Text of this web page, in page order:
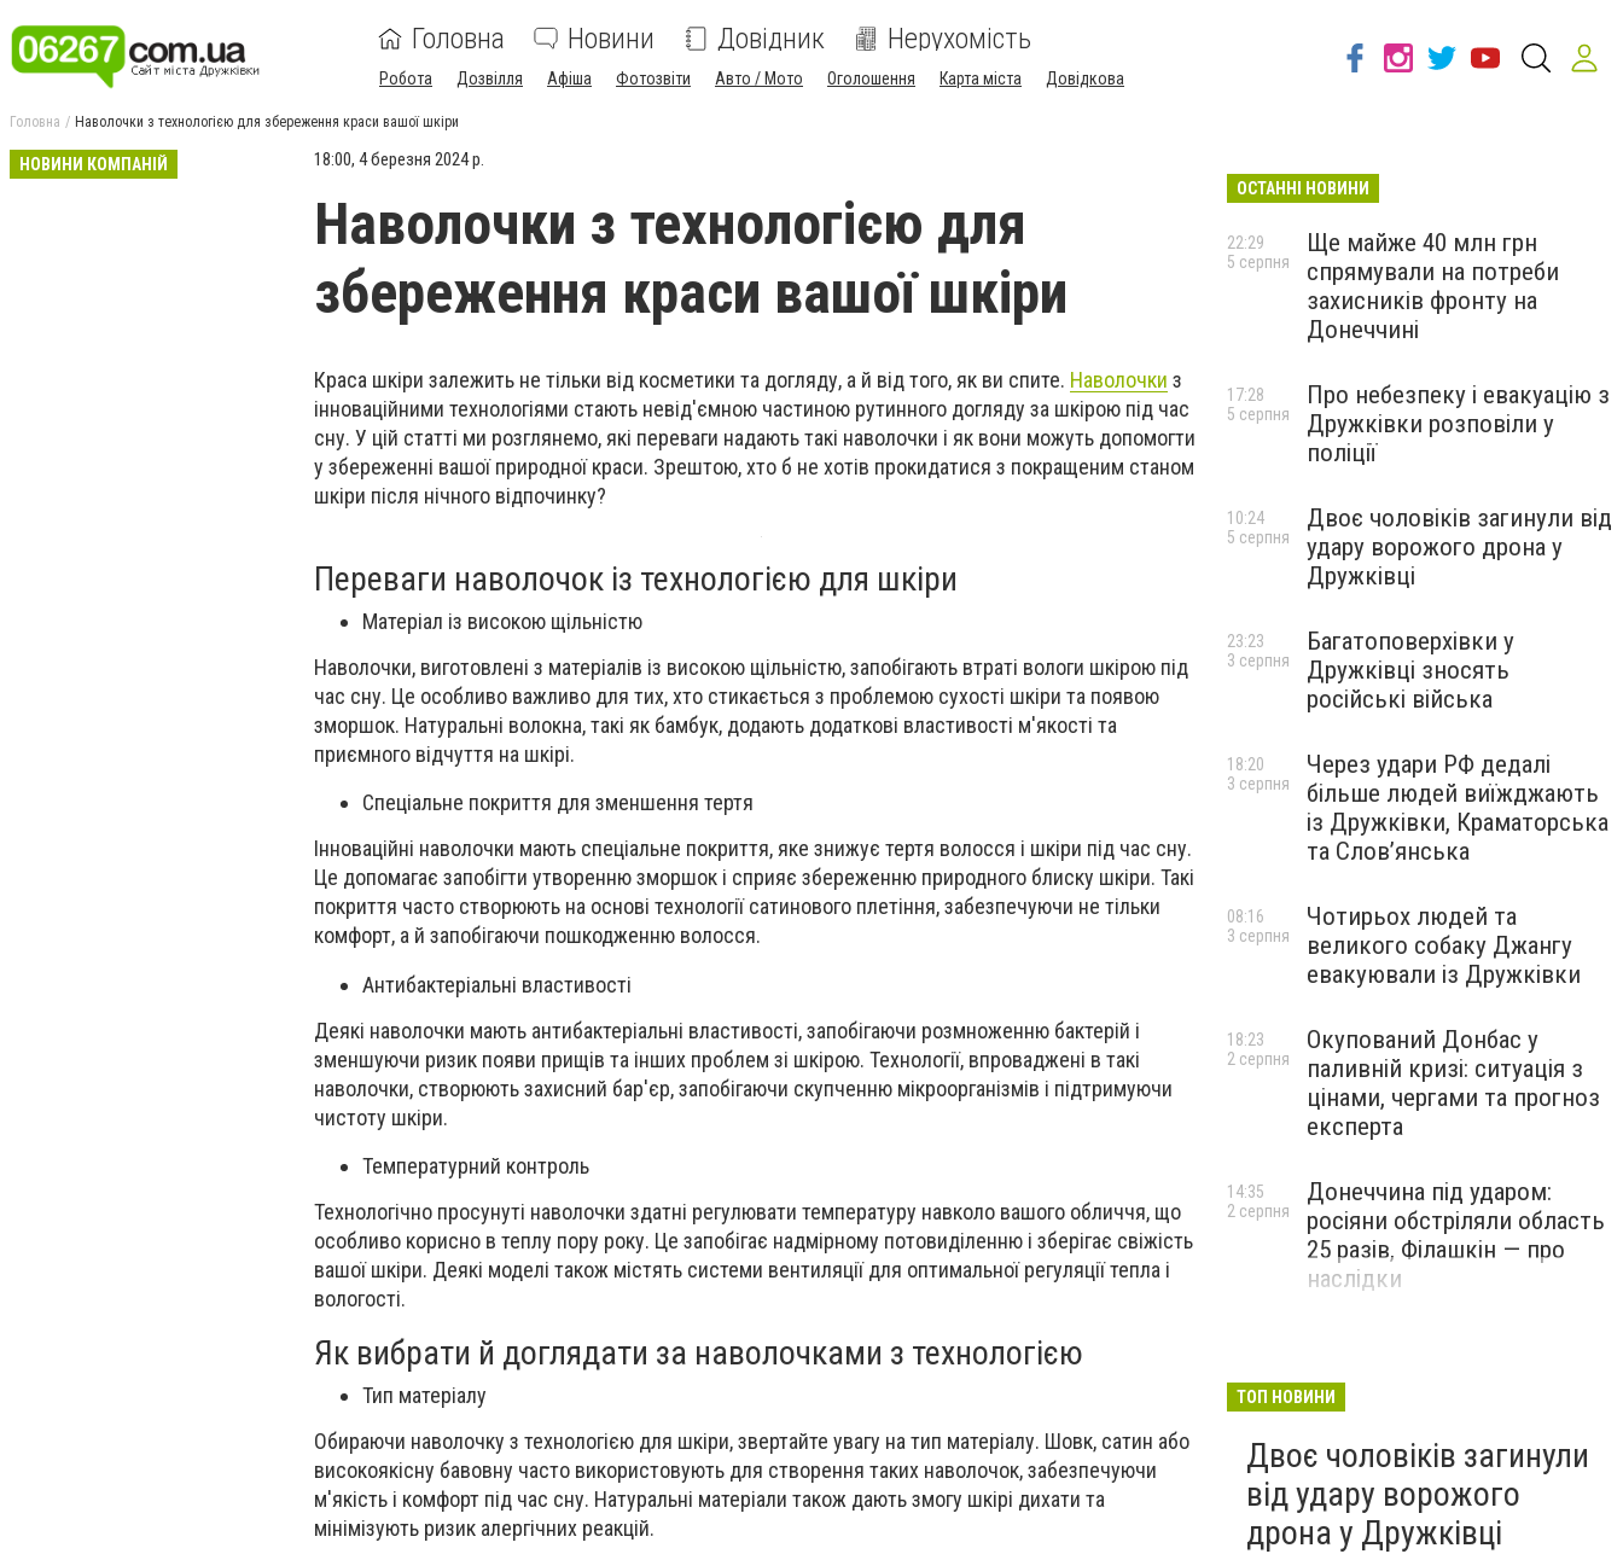
Головна Новини Довідник Нерухомість
Робота Дозвілля Афіша Фотозвіти Авто / Мото Оголошення Карта міста Довідкова
Головна Наволочки з технологією для збереження краси вашої шкіри
НОВИНИ КОМПАНІЙ 18:00, 4 березня 2024 р.
Наволочки з технологією для
збереження краси вашої шкіри
Краса шкіри залежить не тільки від косметики та догляду, а й від того, як ви спите. Наволочки з
інноваційними технологіями стають невід'ємною частиною рутинного догляду за шкірою під час
сну. У цій статті ми розглянемо, які переваги надають такі наволочки і як вони можуть допомогти
у збереженні вашої природної краси. Зрештою, хто б не хотів прокидатися з покращеним станом
шкіри після нічного відпочинку?
Переваги наволочок із технологією для шкіри
Матеріал із високою щільністю
Наволочки, виготовлені з матеріалів із високою щільністю, запобігають втраті вологи шкірою під
час сну. Це особливо важливо для тих, хто стикається з проблемою сухості шкіри та появою
зморшок. Натуральні волокна, такі як бамбук, додають додаткові властивості м'якості та
приємного відчуття на шкірі.
Спеціальне покриття для зменшення тертя
Інноваційні наволочки мають спеціальне покриття, яке знижує тертя волосся і шкіри під час сну.
Це допомагає запобігти утворенню зморшок і сприяє збереженню природного блиску шкіри. Такі
покриття часто створюють на основі технології сатинового плетіння, забезпечуючи не тільки
комфорт, а й запобігаючи пошкодженню волосся.
Антибактеріальні властивості
Деякі наволочки мають антибактеріальні властивості, запобігаючи розмноженню бактерій і
зменшуючи ризик появи прищів та інших проблем зі шкірою. Технології, впроваджені в такі
наволочки, створюють захисний бар'єр, запобігаючи скупченню мікроорганізмів і підтримуючи
чистоту шкіри.
Температурний контроль
Технологічно просунуті наволочки здатні регулювати температуру навколо вашого обличчя, що
особливо корисно в теплу пору року. Це запобігає надмірному потовиділенню і зберігає свіжість
вашої шкіри. Деякі моделі також містять системи вентиляції для оптимальної регуляції тепла і
вологості.
Як вибрати й доглядати за наволочками з технологією
Тип матеріалу
Обираючи наволочку з технологією для шкіри, звертайте увагу на тип матеріалу. Шовк, сатин або
високоякісну бавовну часто використовують для створення таких наволочок, забезпечуючи
м'якість і комфорт під час сну. Натуральні матеріали також дають змогу шкірі дихати та
мінімізують ризик алергічних реакцій.
ОСТАННІ НОВИНИ
Ще майже 40 млн грн
спрямували на потреби
захисників фронту на
Донеччині
22:29
5 серпня
Про небезпеку і евакуацію з
Дружківки розповіли у
поліції
17:28
5 серпня
Двоє чоловіків загинули від
удару ворожого дрона у
Дружківці
10:24
5 серпня
Багатоповерхівки у
Дружківці зносять
російські війська
23:23
3 серпня
Через удари РФ дедалі
більше людей виїжджають
із Дружківки, Краматорська
та Слов’янська
18:20
3 серпня
Чотирьох людей та
великого собаку Джангу
евакуювали із Дружківки
08:16
3 серпня
Окупований Донбас у
паливній кризі: ситуація з
цінами, чергами та прогноз
експерта
18:23
2 серпня
Донеччина під ударом:
росіяни обстріляли область
25 разів, Філашкін — про
наслідки
14:35
2 серпня
ТОП НОВИНИ
Двоє чоловіків загинули
від удару ворожого
дрона у Дружківці